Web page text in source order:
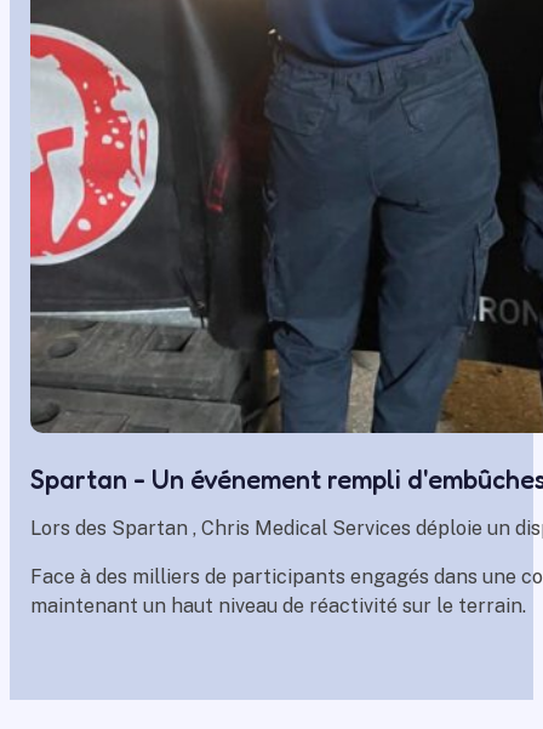
Spartan - Un événement rempli
Lors des Spartan , Chris Medical Services déploie un
Face à des milliers de participants engagés dans une
maintenant un haut niveau de réactivité sur le terrain.